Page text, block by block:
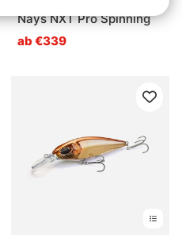
Nays NXT Pro Spinning
ab €339